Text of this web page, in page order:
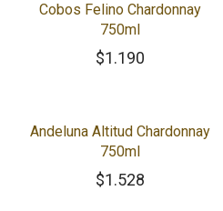
Cobos Felino Chardonnay
750ml
$1.190
Andeluna Altitud Chardonnay
750ml
$1.528